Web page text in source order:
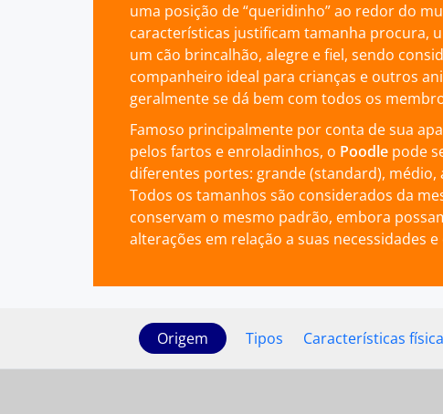
uma posição de “queridinho” ao redor do
características justificam tamanha procura,
um cão brincalhão, alegre e fiel, sendo
companheiro ideal para crianças e outros
geralmente se dá bem com todos os
Famoso principalmente por conta de sua
pelos fartos e enroladinhos, o Poodle pode
diferentes portes: grande (standard), médio,
Todos os tamanhos são considerados da
conservam o mesmo padrão, embora
alterações em relação a suas necessidades
Origem Tipos Características